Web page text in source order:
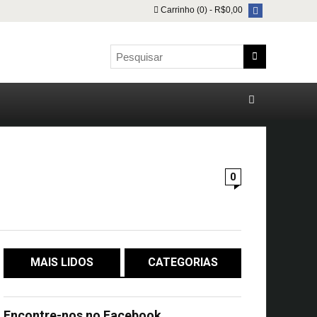
Carrinho (0) - R$0,00
0
MAIS LIDOS CATEGORIAS